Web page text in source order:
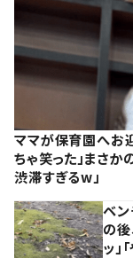
ママが保育園へお
ちゃ笑った」まさ
渋滞すぎるw」
ベ
の
ッ」